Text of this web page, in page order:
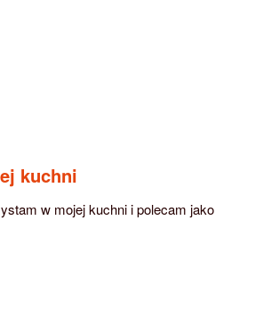
kuchni
w mojej kuchni i polecam jako